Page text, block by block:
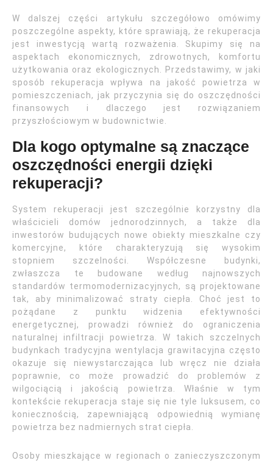
W dalszej części artykułu szczegółowo omówimy
poszczególne aspekty, które sprawiają, że rekuperacja
jest inwestycją wartą rozważenia. Skupimy się na
aspektach ekonomicznych, zdrowotnych, komfortu
użytkowania oraz ekologicznych. Przedstawimy, w jaki
sposób rekuperacja wpływa na jakość powietrza w
pomieszczeniach, jak przyczynia się do oszczędności
finansowych i dlaczego jest rozwiązaniem
przyszłościowym w budownictwie.
Dla kogo optymalne są znaczące
oszczędności energii dzięki
rekuperacji?
System rekuperacji jest szczególnie korzystny dla
właścicieli domów jednorodzinnych, a także dla
inwestorów budujących nowe obiekty mieszkalne czy
komercyjne, które charakteryzują się wysokim
stopniem szczelności. Współczesne budynki,
zwłaszcza te budowane według najnowszych
standardów termomodernizacyjnych, są projektowane
tak, aby minimalizować straty ciepła. Choć jest to
pożądane z punktu widzenia efektywności
energetycznej, prowadzi również do ograniczenia
naturalnej infiltracji powietrza. W takich szczelnych
budynkach tradycyjna wentylacja grawitacyjna często
okazuje się niewystarczająca lub wręcz nie działa
poprawnie, co może prowadzić do problemów z
wilgociącią i jakością powietrza. Właśnie w tym
kontekście rekuperacja staje się nie tyle luksusem, co
koniecznością, zapewniającą odpowiednią wymianę
powietrza bez nadmiernych strat ciepła.
Osoby mieszkające w regionach o zanieczyszczonym